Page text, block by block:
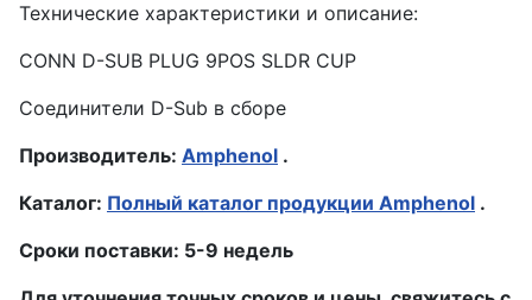
Технические характеристики и описание:
CONN D-SUB PLUG 9POS SLDR CUP
Соединители D-Sub в сборе
Производитель: Amphenol .
Каталог: Полный каталог продукции Amphenol .
Сроки поставки: 5-9 недель